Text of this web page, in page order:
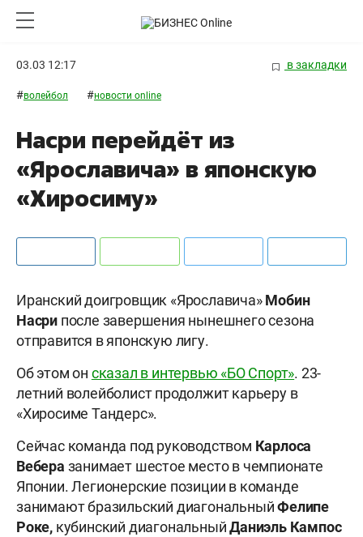
03.03 12:17 в закладки
#волейбол #новости online
Насри перейдёт из
«Ярославича» в японскую
«Хиросиму»
Иранский доигровщик «Ярославича»Мобин
Насри после завершения нынешнего сезона
отправится в японскую лигу.
Об этом он сказал в интервью «БО Спорт». 23-
летний волейболист продолжит карьеру в
«Хиросиме Тандерс».
Сейчас команда под руководством Карлоса
Вебера занимает шестое место в чемпионате
Японии. Легионерские позиции в команде
занимают бразильский диагональныйФелипе
Роке, кубинский диагональныйДаниэль Кампос